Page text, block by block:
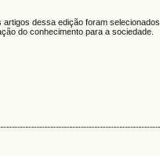
dessa edição foram selecionados
do conhecimento para a sociedade.